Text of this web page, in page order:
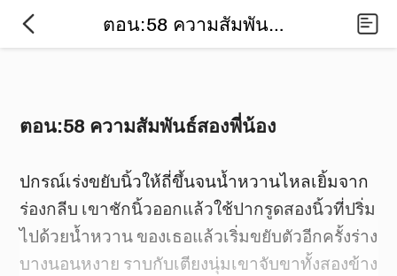
ตอน:58 ความสัมพันธ์สองพี่น้อง
ตอน:58 ความสัมพันธ์สองพี่น้อง
ปกรณ์เร่งขยับนิ้วให้ถี่ขึ้นจนน้ำหวานไหลเยิ้มจาก
ร่องกลีบ เขาชักนิ้วออกแล้วใช้ปากรูดสองนิ้วที่ปริ่ม
ไปด้วยน้ำหวาน ของเธอแล้วเริ่มขยับตัวอีกครั้งร่าง
บางนอนหงาย ราบกับเตียงนุ่มเขาจับขาทั้งสองข้าง